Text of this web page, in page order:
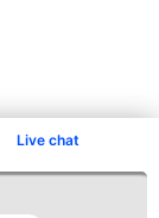
Live chat